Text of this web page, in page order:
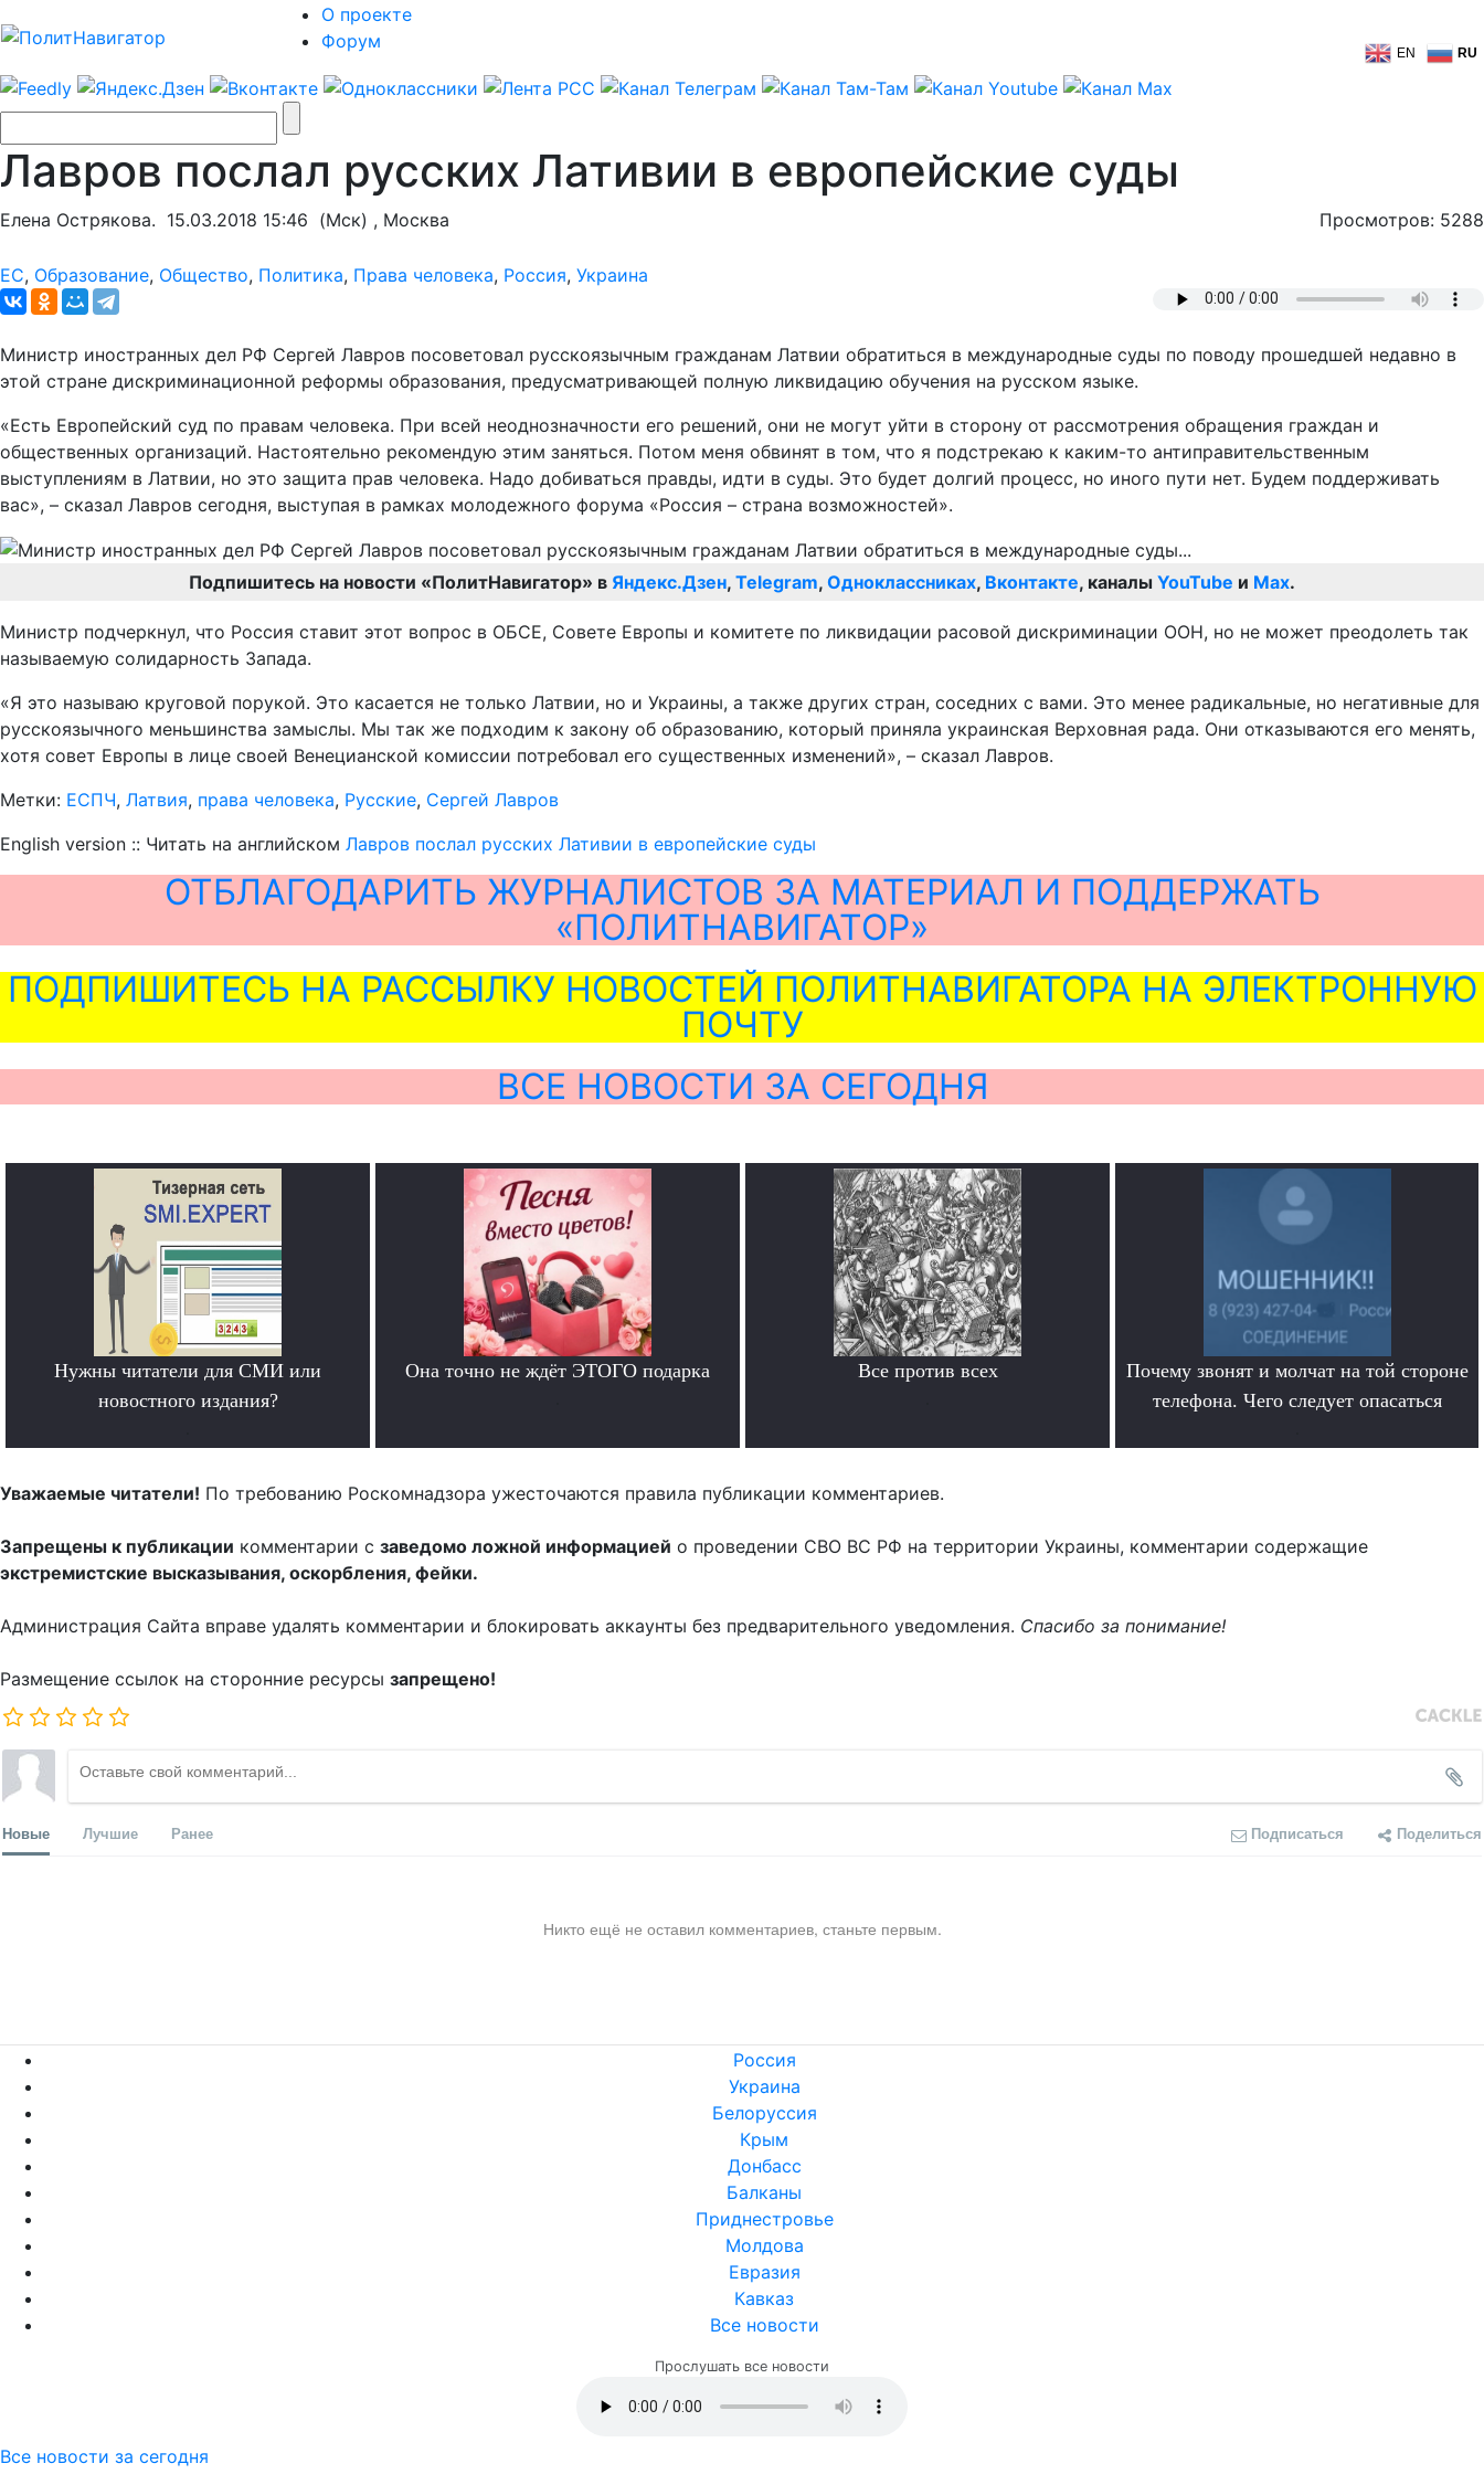
О проекте
Форум
EN RU
Лавров послал русских Лативии в европейские суды
Елена Острякова. 15.03.2018 15:46 (Мск) , Москва Просмотров: 5288
ЕС, Образование, Общество, Политика, Права человека, Россия, Украина
Министр иностранных дел РФ Сергей Лавров посоветовал русскоязычным гражданам Латвии обратиться в международные суды по поводу прошедшей недавно в
этой стране дискриминационной реформы образования, предусматривающей полную ликвидацию обучения на русском языке.
«Есть Европейский суд по правам человека. При всей неоднозначности его решений, они не могут уйти в сторону от рассмотрения обращения граждан и
общественных организаций. Настоятельно рекомендую этим заняться. Потом меня обвинят в том, что я подстрекаю к каким-то антиправительственным
выступлениям в Латвии, но это защита прав человека. Надо добиваться правды, идти в суды. Это будет долгий процесс, но иного пути нет. Будем поддерживать
вас», – сказал Лавров сегодня, выступая в рамках молодежного форума «Россия – страна возможностей».
Подпишитесь на новости «ПолитНавигатор» в Яндекс.Дзен, Telegram, Одноклассниках, Вконтакте, каналы YouTube и Max.
Министр подчеркнул, что Россия ставит этот вопрос в ОБСЕ, Совете Европы и комитете по ликвидации расовой дискриминации ООН, но не может преодолеть так
называемую солидарность Запада.
«Я это называю круговой порукой. Это касается не только Латвии, но и Украины, а также других стран, соседних с вами. Это менее радикальные, но негативные для
русскоязычного меньшинства замыслы. Мы так же подходим к закону об образованию, который приняла украинская Верховная рада. Они отказываются его менять,
хотя совет Европы в лице своей Венецианской комиссии потребовал его существенных изменений», – сказал Лавров.
Метки: ЕСПЧ, Латвия, права человека, Русские, Сергей Лавров
English version :: Читать на английском Лавров послал русских Лативии в европейские суды
ОТБЛАГОДАРИТЬ ЖУРНАЛИСТОВ ЗА МАТЕРИАЛ И ПОДДЕРЖАТЬ
«ПОЛИТНАВИГАТОР»
ПОДПИШИТЕСЬ НА РАССЫЛКУ НОВОСТЕЙ ПОЛИТНАВИГАТОРА НА ЭЛЕКТРОННУЮ
ПОЧТУ
ВСЕ НОВОСТИ ЗА СЕГОДНЯ
Нужны читатели для СМИ или
новостного издания?
Она точно не ждёт ЭТОГО подарка Все против всех
Почему звонят и молчат на той стороне
телефона. Чего следует опасаться
Уважаемые читатели! По требованию Роскомнадзора ужесточаются правила публикации комментариев.
Запрещены к публикации комментарии с заведомо ложной информацией о проведении СВО ВС РФ на территории Украины, комментарии содержащие
экстремистские высказывания, оскорбления, фейки.
Администрация Сайта вправе удалять комментарии и блокировать аккаунты без предварительного уведомления. Спасибо за понимание!
Размещение ссылок на сторонние ресурсы запрещено!
Новые Лучшие Ранее Подписаться Поделиться
Никто ещё не оставил комментариев, станьте первым.
Россия
Украина
Белоруссия
Крым
Донбасс
Балканы
Приднестровье
Молдова
Евразия
Кавказ
Все новости
Прослушать все новости
Все новости за сегодня